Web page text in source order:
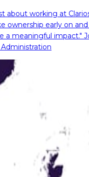
about working at
ownership early on
a meaningful impact."